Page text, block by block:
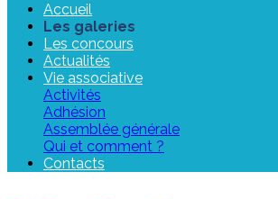
Accueil
Les galeries
Les concours
Actualités
Vie associative
Activités
Adhésion
Assemblée générale
Qui et comment ?
Contacts